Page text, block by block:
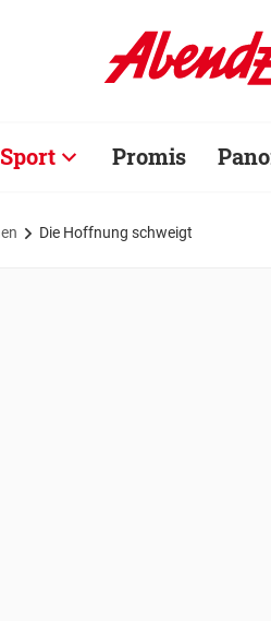
Sport Promis
Die Hoffnung schweigt